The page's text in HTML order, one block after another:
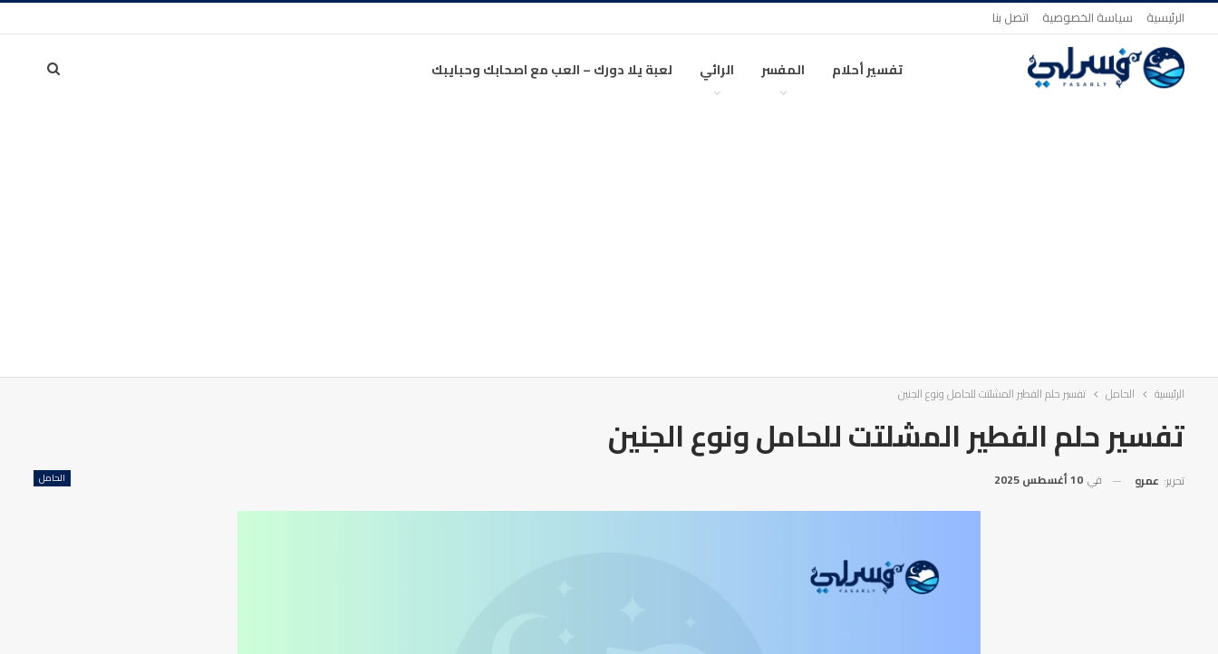
الرئيسية سياسة الخصوصية اتصل بنا
تفسير أحلام المفسر الرائي لعبة يلا دورك – العب مع اصحابك وحبايبك
الرئيسية الحامل تفسير حلم الفطير المشلتت للحامل ونوع الجنين
تفسير حلم الفطير المشلتت للحامل ونوع الجنين
الحامل تحرير: عمرو في 10 أغسطس 2025